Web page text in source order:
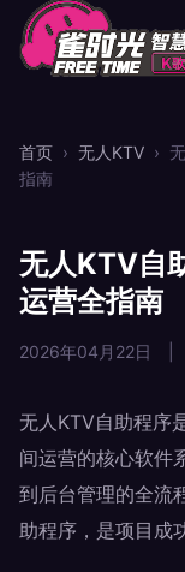
首页 › 无人KTV ›
指南
无人KTV自
运营全指南
2026年04月22日
无人KTV自助程序
间运营的核心软件
到后台管理的全流
助程序，是项目成